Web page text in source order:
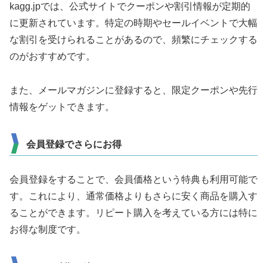
kagg.jpでは、公式サイトでクーポンや割引情報が定期的
に更新されています。特定の時期やセールイベントで大幅
な割引を受けられることがあるので、頻繁にチェックする
のがおすすめです。
また、メールマガジンに登録すると、限定クーポンや先行
情報をゲットできます。
会員登録でさらにお得
会員登録をすることで、会員価格という特典も利用可能で
す。これにより、通常価格よりもさらに安く商品を購入す
ることができます。リピート購入を考えている方には特に
お得な制度です。